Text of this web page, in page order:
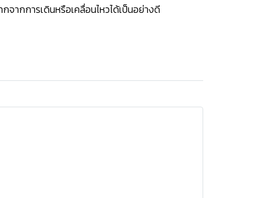
ากการเดินหรือเคลื่อนไหวได้เป็นอย่างดี